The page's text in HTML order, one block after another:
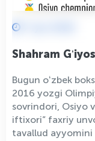
Shahram
Bugun oʻzbek
2016 yozgi
sovrindori, Osiyo
iftixori” faxriy
tavallud